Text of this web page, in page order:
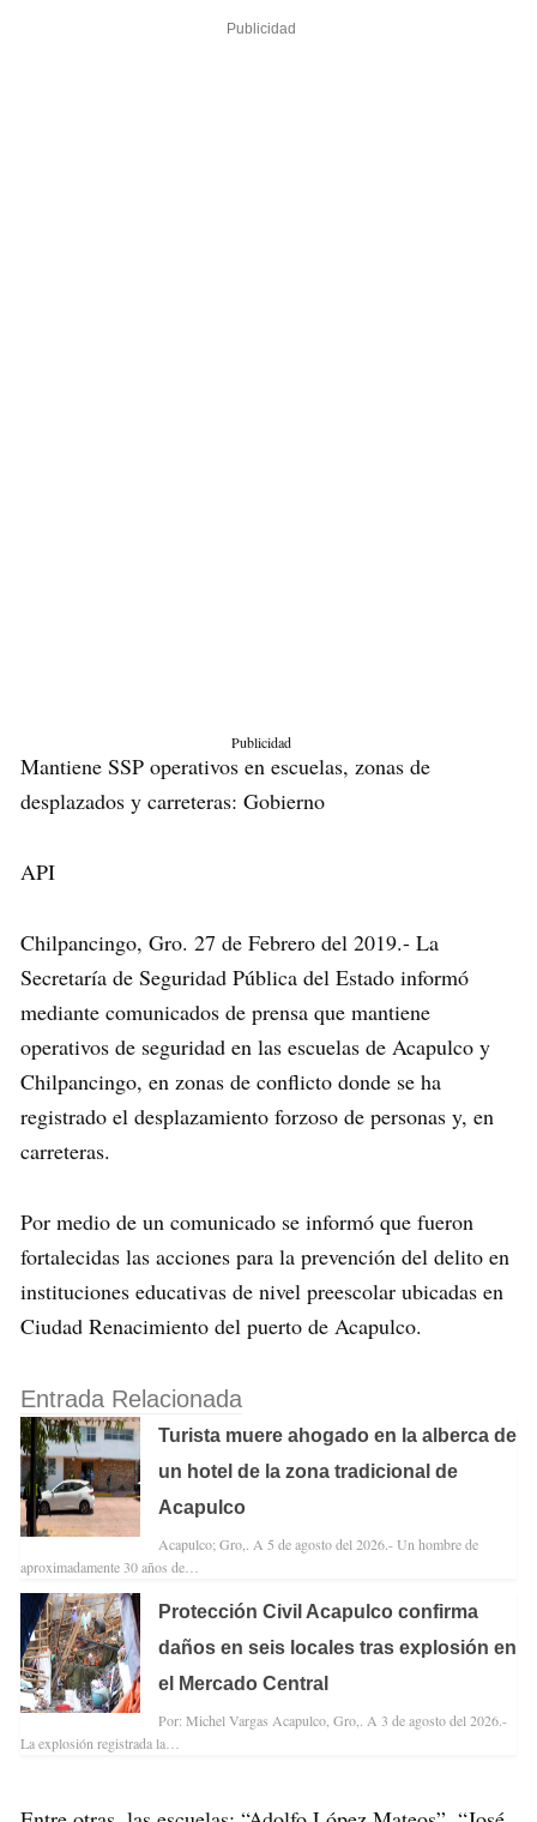
Publicidad
Publicidad
Mantiene SSP operativos en escuelas, zonas de
desplazados y carreteras: Gobierno
API
Chilpancingo, Gro. 27 de Febrero del 2019.- La
Secretaría de Seguridad Pública del Estado informó
mediante comunicados de prensa que mantiene
operativos de seguridad en las escuelas de Acapulco y
Chilpancingo, en zonas de conflicto donde se ha
registrado el desplazamiento forzoso de personas y, en
carreteras.
Por medio de un comunicado se informó que fueron
fortalecidas las acciones para la prevención del delito en
instituciones educativas de nivel preescolar ubicadas en
Ciudad Renacimiento del puerto de Acapulco.
Entrada Relacionada
Turista muere ahogado en la alberca de
un hotel de la zona tradicional de
Acapulco
Acapulco; Gro,. A 5 de agosto del 2026.- Un hombre de
aproximadamente 30 años de…
Protección Civil Acapulco confirma
daños en seis locales tras explosión en
el Mercado Central
Por: Michel Vargas Acapulco, Gro,. A 3 de agosto del 2026.-
La explosión registrada la…